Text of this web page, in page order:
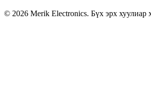
© 2026 Merik Electronics. Бүх эрх хуулиар